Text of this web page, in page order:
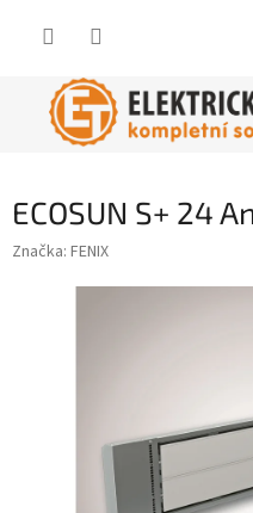
ECOSUN S+ 24
Značka: FENIX